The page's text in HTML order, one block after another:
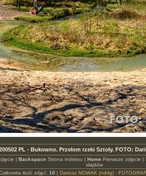
PL - Bukowno. Przełom rzeki Sztoły. FOTO:
| Backspace Strona indeksu | Home Pierwsze zdjęcie |
slajdów
ilość zdjęć: 10 | Dariusz NOWAK (nddg) -